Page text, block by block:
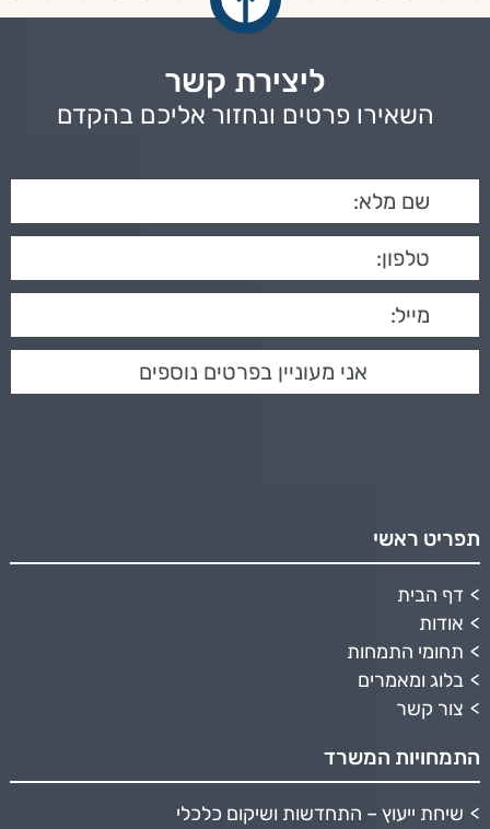
ליצירת קשר
השאירו פרטים ונחזור אליכם בהקדם
תפריט ראשי
דף הבית
אודות
תחומי התמחות
בלוג ומאמרים
צור קשר
התמחויות המשרד
שיחת ייעוץ – התחדשות ושיקום כלכלי